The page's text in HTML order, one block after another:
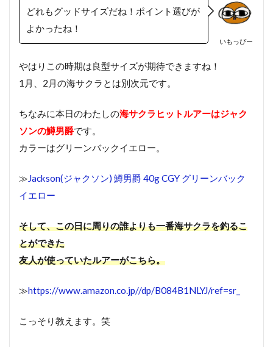
いもっぴー
どれもグッドサイズだね！ポイント選びが
よかったね！
やはりこの時期は良型サイズが期待できますね！
1月、2月の海サクラとは別次元です。
ちなみに本日のわたしの海サクラヒットルアーはジャク
ソンの鱒男爵です。
カラーはグリーンバックイエロー。
≫Jackson(ジャクソン) 鱒男爵 40g CGY グリーンバック
イエロー
そして、この日に周りの誰よりも一番海サクラを釣るこ
とができた
友人が使っていたルアーがこちら。
≫https://www.amazon.co.jp//dp/B084B1NLYJ/ref=sr_
こっそり教えます。笑